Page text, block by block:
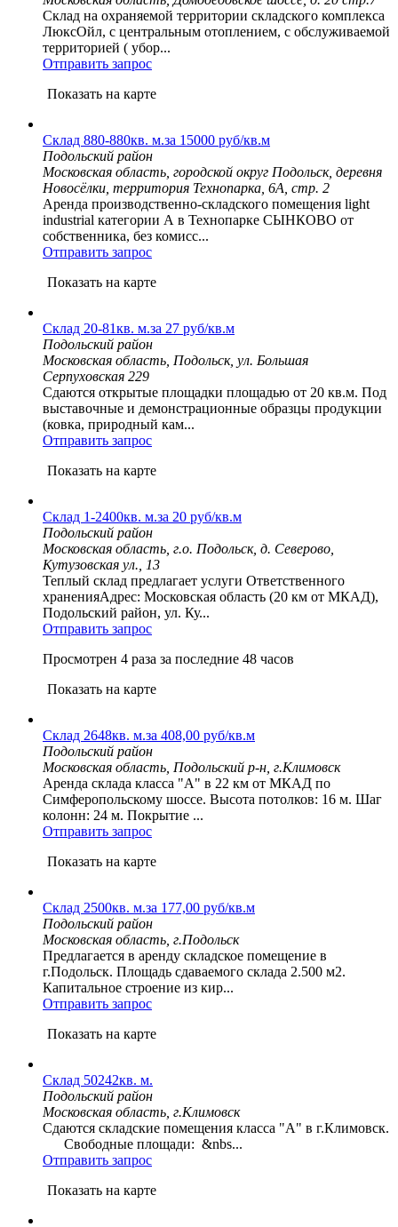
Склад на охраняемой территории складского комплекса
ЛюксОйл, с центральным отоплением, с обслуживаемой
территорией ( убор...
Отправить запрос
Показать на карте
Склад 880-880кв. м.за 15000 руб/кв.м
Подольский район
Московская область, городской округ Подольск, деревня
Новосёлки, территория Технопарка, 6А, стр. 2
Аренда производственно-складского помещения light
industrial категории А в Технопарке СЫНКОВО от
собственника, без комисс...
Отправить запрос
Показать на карте
Склад 20-81кв. м.за 27 руб/кв.м
Подольский район
Московская область, Подольск, ул. Большая
Серпуховская 229
Сдаются открытые площадки площадью от 20 кв.м. Под
выставочные и демонстрационные образцы продукции
(ковка, природный кам...
Отправить запрос
Показать на карте
Склад 1-2400кв. м.за 20 руб/кв.м
Подольский район
Московская область, г.о. Подольск, д. Северово,
Кутузовская ул., 13
Теплый склад предлагает услуги Ответственного
храненияАдрес: Московская область (20 км от МКАД),
Подольский район, ул. Ку...
Отправить запрос
Просмотрен 4 раза за последние 48 часов
Показать на карте
Склад 2648кв. м.за 408,00 руб/кв.м
Подольский район
Московская область, Подольский р-н, г.Климовск
Аренда склада класса "А" в 22 км от МКАД по
Симферопольскому шоссе. Высота потолков: 16 м. Шаг
колонн: 24 м. Покрытие ...
Отправить запрос
Показать на карте
Склад 2500кв. м.за 177,00 руб/кв.м
Подольский район
Московская область, г.Подольск
Предлагается в аренду складское помещение в
г.Подольск. Площадь сдаваемого склада 2.500 м2.
Капитальное строение из кир...
Отправить запрос
Показать на карте
Склад 50242кв. м.
Подольский район
Московская область, г.Климовск
Сдаются складские помещения класса "А" в г.Климовск.
Свободные площади: &nbs...
Отправить запрос
Показать на карте